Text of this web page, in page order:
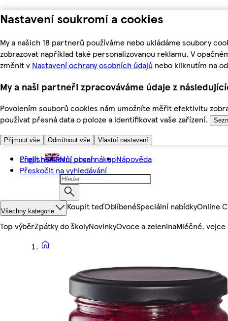
Nastavení soukromí a cookies
My a našich 18 partnerů používáme nebo ukládáme soubory
zobrazovat například také personalizovanou reklamu. V
změnit v Nastavení ochrany osobních údajů nebo kliknutím na
My a naši partneři zpracováváme údaje z
Povolením souborů cookies nám umožníte měřit efektivitu
používat přesná data o poloze a identifikovat vaše zařízení.
Přijmout vše Odmítnout vše Vlastní nastavení
Přejít na hlavní obsah
Přeskočit na vyhledávání
English Můj první nákupNápověda
Všechny kategorie Koupit teďOblíbenéSpeciální nabídkyOnline
Top výběrZpátky do školyNovinkyOvoce a zeleninaMléčné, vejce